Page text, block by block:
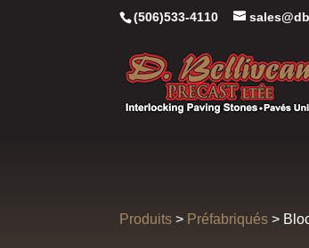
(506)533-4110
Produits > Préfabriqués >